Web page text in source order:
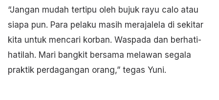
“Jangan mudah tertipu oleh bujuk rayu calo atau
siapa pun. Para pelaku masih merajalela di sekitar
kita untuk mencari korban. Waspada dan berhati-
hatilah. Mari bangkit bersama melawan segala
praktik perdagangan orang,” tegas Yuni.